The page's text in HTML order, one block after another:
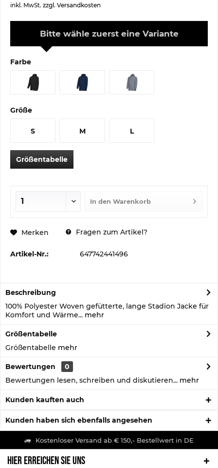
inkl. MwSt. zzgl. Versandkosten
Bitte wähle zuerst eine Variante
Farbe
Größe
S M L
Größentabelle
In den Warenkorb
Merken Fragen zum Artikel?
Artikel-Nr.: 647742441496
Beschreibung
100% Polyester Woven gefütterte, lange Stadion Jacke für
Komfort und Wärme... mehr
Größentabelle
Größentabelle mehr
Bewertungen
0
Bewertungen lesen, schreiben und diskutieren... mehr
Kunden kauften auch
Kunden haben sich ebenfalls angesehen
Kostenloser Versand ab € 150,- Bestellwert in DE
HIER ERREICHEN SIE UNS